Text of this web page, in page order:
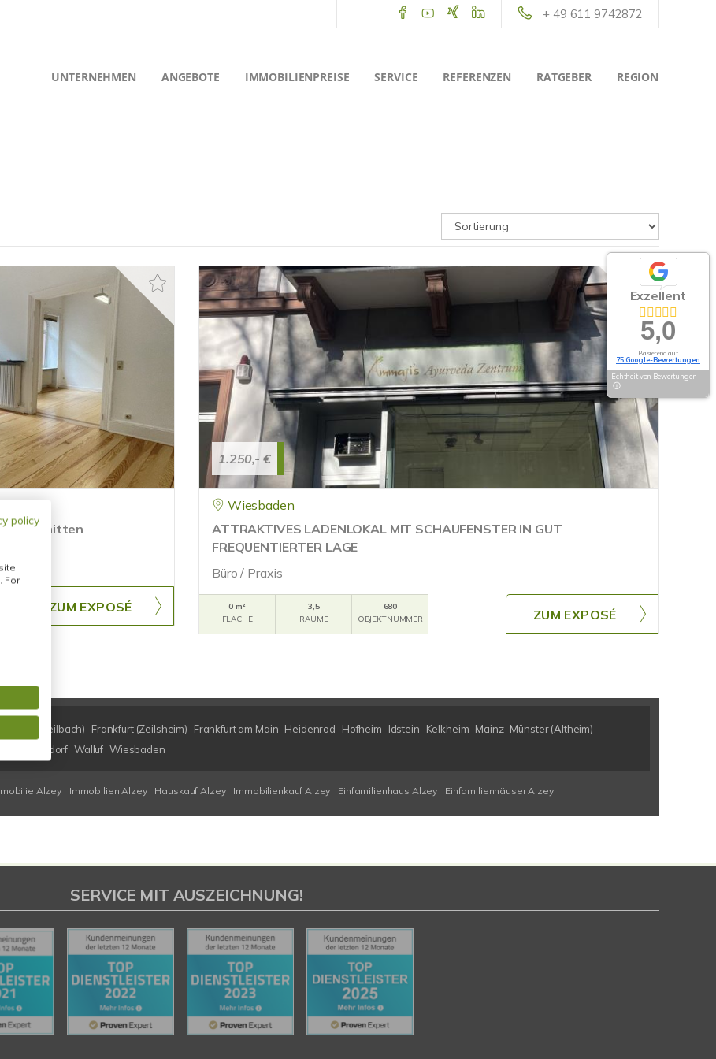
+ 49 611 9742872
UNTERNEHMEN ANGEBOTE IMMOBILIENPREISE SERVICE REFERENZEN RATGEBER REGION
geschnitten
ZUM EXPOSÉ
1.250,- €
Wiesbaden
ATTRAKTIVES LADENLOKAL MIT SCHAUFENSTER IN GUT
FREQUENTIERTER LAGE
Büro / Praxis
0 m²
FLÄCHE
3,5
RÄUME
680
OBJEKTNUMMER
ZUM EXPOSÉ
(Bad Weilbach) Frankfurt (Zeilsheim) Frankfurt am Main Heidenrod Hofheim Idstein Kelkheim Mainz Münster (Altheim)
Walldorf Walluf Wiesbaden
Alzey Immobilien Alzey Hauskauf Alzey Immobilienkauf Alzey Einfamilienhaus Alzey Einfamilienhäuser Alzey
Exzellent
5,0
Basierend auf
75 Google-Bewertungen
Echtheit von Bewertungen
SERVICE MIT AUSZEICHNUNG!
policy
For